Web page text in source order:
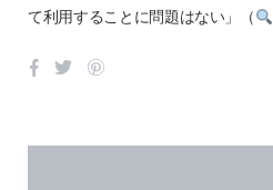
て利用することに問題はない」（